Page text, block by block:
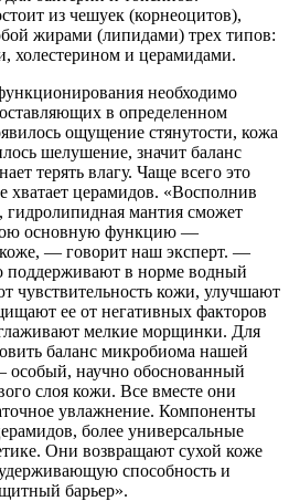
из чешуек (корнеоцитов),
жирами (липидами) трех типов:
холестерином и церамидами.
необходимо
в определенном
ощущение стянутости, кожа
шелушение, значит баланс
терять влагу. Чаще всего это
хватает церамидов. «Восполнив
гидролипидная мантия сможет
основную функцию —
коже, — говорит наш эксперт. —
поддерживают в норме водный
чувствительность кожи, улучшают
ее от негативных факторов
мелкие морщинки. Для
баланс микробиома нашей
научно обоснованный
слоя кожи. Все вместе они
увлажнение. Компоненты
более универсальные
Они возвращают сухой коже
способность и
барьер».